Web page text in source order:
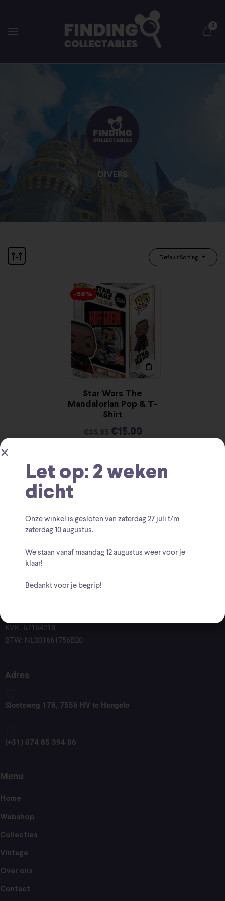
0
DIVERS
Default Sorting
-58%
Star Wars The
Mandalorian Pop & T-
Shirt
€35.95 €15.00
KVK: 67164218
BTW: NL001661756B20
Adres
Sloetsweg 178, 7556 HV te Hengelo
(+31) 074 85 394 06
Menu
Home
Webshop
Collecties
Vintage
Over ons
Contact
Let op: 2 weken
dicht
Onze winkel is gesloten van zaterdag27 juli t/m
zaterdag 10 augustus.
We staan vanaf maandag 12 augustus weer voor je
klaar!
Bedankt voor je begrip!